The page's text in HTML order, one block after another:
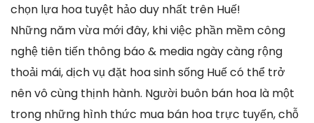
chọn lựa hoa tuyệt hảo duy nhất trên Huế!
Những năm vừa mới đây, khi việc phần mềm công
nghệ tiên tiến thông báo & media ngày càng rộng
thoải mái, dịch vụ đặt hoa sinh sống Huế có thể trở
nên vô cùng thịnh hành. Người buôn bán hoa là một
trong những hình thức mua bán hoa trực tuyến, chỗ